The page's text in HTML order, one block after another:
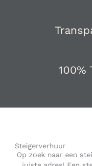
100%
Steigerverhuur
Op zoek naar een